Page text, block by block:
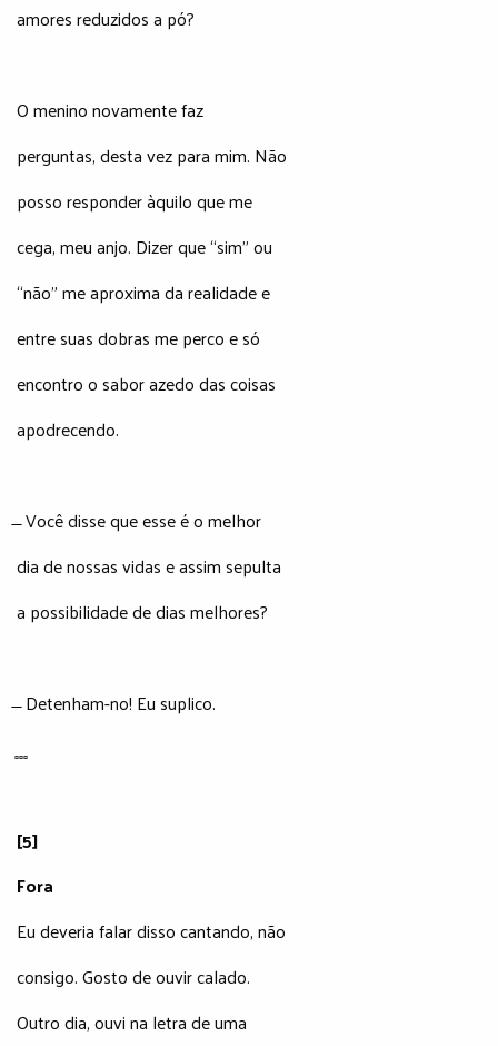
amores reduzidos a pó?
O menino novamente faz
perguntas, desta vez para mim. Não
posso responder àquilo que me
cega, meu anjo. Dizer que “sim” ou
“não” me aproxima da realidade e
entre suas dobras me perco e só
encontro o sabor azedo das coisas
apodrecendo.
̶ Você disse que esse é o melhor
dia de nossas vidas e assim sepulta
a possibilidade de dias melhores?
̶ Detenham-no! Eu suplico.
̻ ̻ ̻
[5]
Fora
Eu deveria falar disso cantando, não
consigo. Gosto de ouvir calado.
Outro dia, ouvi na letra de uma